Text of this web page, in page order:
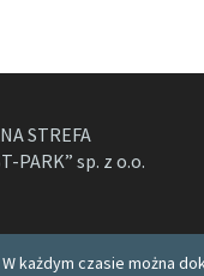
STREFA
PARK” sp. z o.o.
każdym czasie można